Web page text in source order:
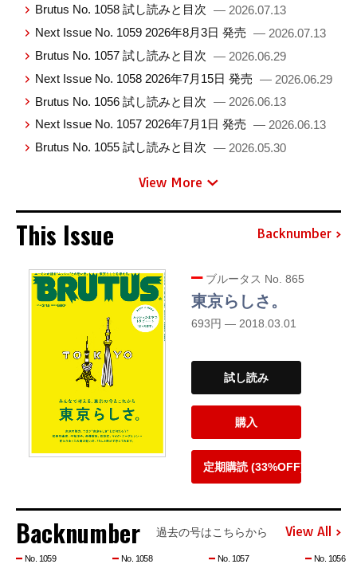
Brutus No. 1058 試し読みと目次 — 2026.07.13
Next Issue No. 1059 2026年8月3日 発売 — 2026.07.13
Brutus No. 1057 試し読みと目次 — 2026.06.29
Next Issue No. 1058 2026年7月15日 発売 — 2026.06.29
Brutus No. 1056 試し読みと目次 — 2026.06.13
Next Issue No. 1057 2026年7月1日 発売 — 2026.06.13
Brutus No. 1055 試し読みと目次 — 2026.05.30
View More
This Issue Backnumber
ブルータス No. 865
東京らしさ。
693円 — 2018.03.01
試し読み
購入
定期購読 (33%OFF)
Backnumber 過去の号はこちらから View All
No. 1059 No. 1058 No. 1057 No. 1056